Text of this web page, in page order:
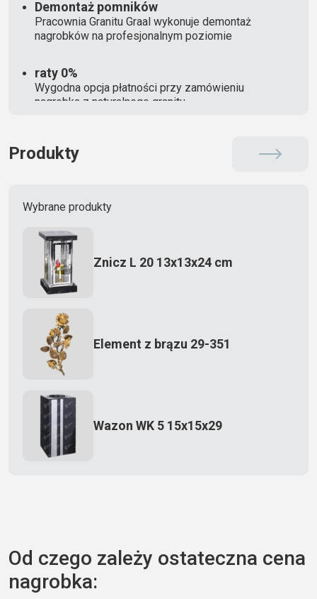
Demontaż pomników
Pracownia Granitu Graal wykonuje demontaż
nagrobków na profesjonalnym poziomie
raty 0%
Wygodna opcja płatności przy zamówieniu
nagrobka z naturalnego granitu
Produkty
Wybrane produkty
Znicz L 20 13x13x24 cm
Element z brązu 29-351
Wazon WK 5 15x15x29
Książka 2
Od czego zależy ostateczna cena
nagrobka: